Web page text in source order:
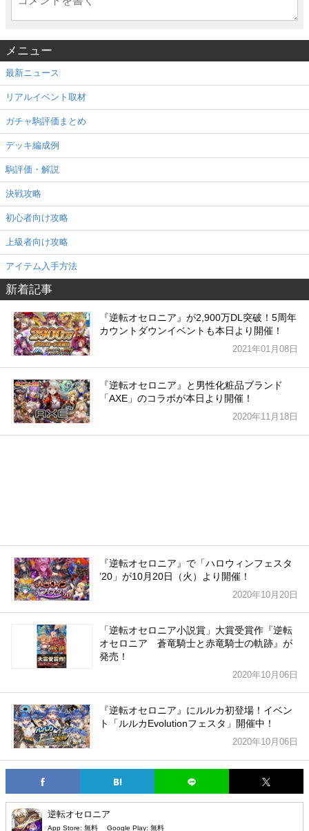
メニュー
最新ニュース
リアルイベント取材
ガチャ駒評価まとめ
デッキ編成例
駒評価・解説
決戦攻略
初心者向け攻略
上級者向け攻略
アイテム入手方法
新着記事
『逆転オセロニア』が2,900万DL突破！5周年
カウントダウンイベントも本日より開催！
2021年01月08日
『逆転オセロニア』と男性化粧品ブランド
「AXE」のコラボが本日より開催！
2020年11月18日
『逆転オセロニア』で「ハロウィンフェスタ
ʼ20」が10月20日（火）より開催！
2020年10月20日
「逆転オセロニア小説賞」大賞受賞作『逆転
オセロニア 蒼竜騎士と赤竜騎士の軌跡』が
発売！
2020年10月06日
『逆転オセロニア』にルルカ初登場！イベン
ト「ルルカEvolutionフェスタ」開催中！
2020年10月06日
逆転オセロニア
App Store: 無料 Google Play: 無料